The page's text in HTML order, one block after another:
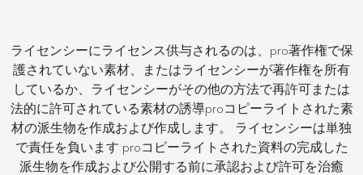
ライセンシーにライセンス供与されるのは、pro著作権で保
護されていない素材、またはライセンシーが著作権を所有
しているか、ライセンシーがその他の方法で再許可または
法的に許可されている素材の誘導proコピーライトされた素
材の派生物を作成および作成します。 ライセンシーは単独
で責任を負います proコピーライトされた資料の完成した
派生物を作成および公開する前に承認および許可を治癒